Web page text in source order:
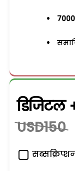
7000
डिजिटल
USD150